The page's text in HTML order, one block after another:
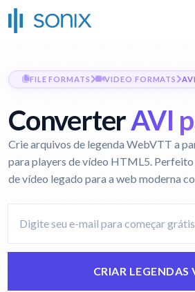
FILE FORMATS VIDEO FORMATS
ConverterAVI
Crie arquivos de legenda WebVTT a
para players de vídeo HTML5.
de vídeo legado para a web moderna
CRIAR LEGENDAS